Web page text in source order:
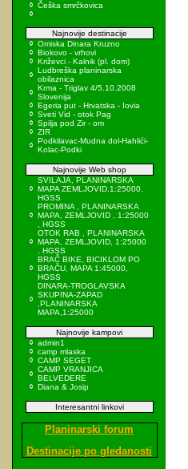
Češka smrčkovica
Najnovije destinacije
Omiska Dinara Kruzno
Biokovo - vrhovi
Križevci - Kalnik (pl. dom)
Ludbreška planinarska
obilaznica
Krma - Triglav 4/5.10.2008
Slovenija
Egeria put - Hrvatska - Iovia
Sveti Vid - otok Pag
Spilja pod Zir - om
ZIR
Podkilavac-Mudna dol-Hahlići-
Kolac-Podki
Najnovije Web shop
SVILAJA, PLANINARSKA
MAPA ZEMLJOVID,1:25000,
HGSS
PROMINA , PLANINARSKA
MAPA, ZEMLJOVID , 1:25000
, HGSS
OTOK RAB , PLANINARSKA
MAPA, ZEMLJOVID, 1:25000
, HGSS
BRAČ BIKE, BICIKLOM PO
BRAČU, MAPA 1:45000,
HGSS
DINARA-TROGLAVSKA
SKUPINA-ZAPAD
,PLANINARSKA
MAPA,1:25000
Najnovije kampovi
admin1
camp mlaska
CAMP SEGET
CAMP VRANJICA
BELVEDERE
Diana & Josip
Interesantni linkovi
Planinarski forum
Destinacije po gledanosti